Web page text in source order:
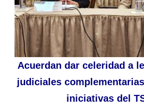
Acuerdan dar celeridad a
judiciales
iniciativas del